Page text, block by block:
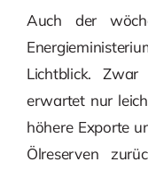
Auch der
Lichtblick.
erwartet nur
höhere Exporte
Ölreserven